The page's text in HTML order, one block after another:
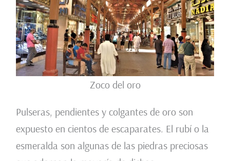
Zoco del oro
Pulseras, pendientes y colgantes de oro son
expuesto en cientos de escaparates. El rubí o la
esmeralda son algunas de las piedras preciosas